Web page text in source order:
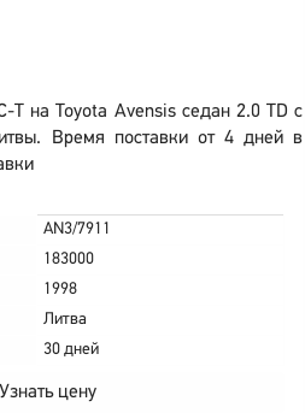
T на Toyota Avensis седан 2.0 TD с
Время поставки от 4 дней в
AN3/7911
183000
1998
Литва
30 дней
Узнать цену